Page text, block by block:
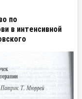
по
в интенсивной